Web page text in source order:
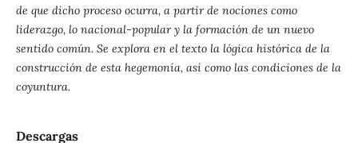
de que dicho proceso ocurra, a partir de nociones como
liderazgo, lo nacional-popular y la formación de un nuevo
sentido común. Se explora en el texto la lógica histórica de la
construcción de esta hegemonía, así como las condiciones de la
coyuntura.
Descargas